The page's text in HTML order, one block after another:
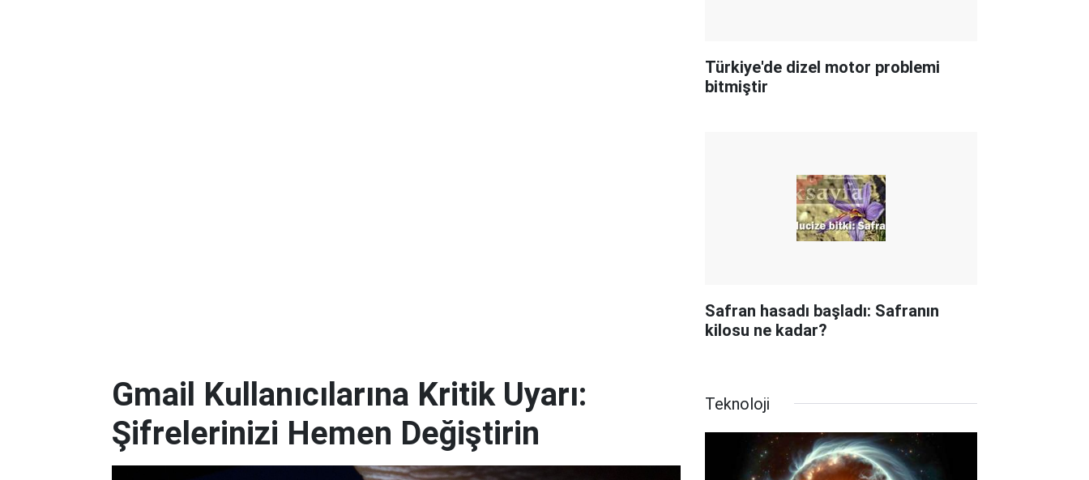
Türkiye'de dizel motor problemi
bitmiştir
Safran hasadı başladı: Safranın
kilosu ne kadar?
Gmail Kullanıcılarına Kritik Uyarı:
Şifrelerinizi Hemen Değiştirin
Teknoloji